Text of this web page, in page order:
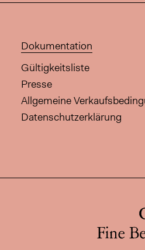
Dokumentation
Gültigkeitsliste
Presse
Allgemeine
Datenschutzerklärung